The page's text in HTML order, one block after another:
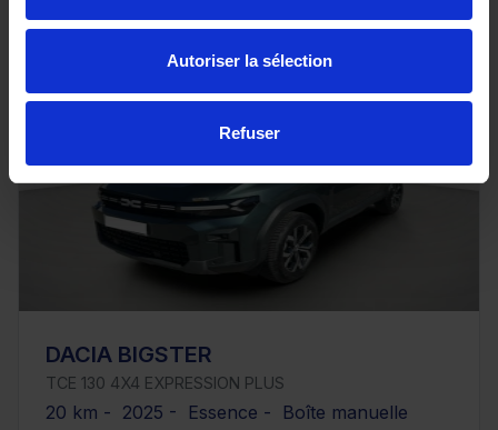
Autoriser la sélection
Refuser
DACIA BIGSTER
TCE 130 4X4 EXPRESSION PLUS
20 km - 2025 - Essence - Boîte manuelle